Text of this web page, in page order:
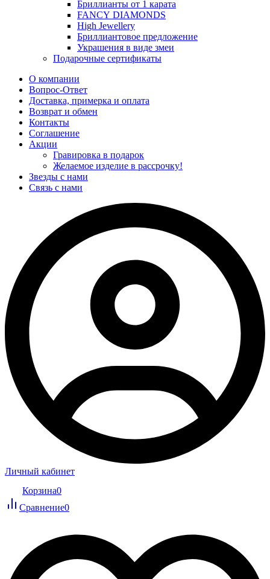
Бриллианты от 1 карата
FANCY DIAMONDS
High Jewellery
Бриллиантовое предложение
Украшения в виде змеи
Подарочные сертификаты
О компании
Вопрос-Ответ
Доставка, примерка и оплата
Возврат и обмен
Контакты
Соглашение
Акции
Гравировка в подарок
Желаемое изделие в рассрочку!
Звезды с нами
Связь с нами
Личный кабинет
Корзина0
Сравнение0